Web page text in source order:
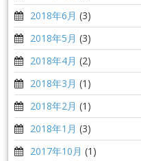
2018年6月 (3)
2018年5月 (3)
2018年4月 (2)
2018年3月 (1)
2018年2月 (1)
2018年1月 (3)
2017年10月 (1)